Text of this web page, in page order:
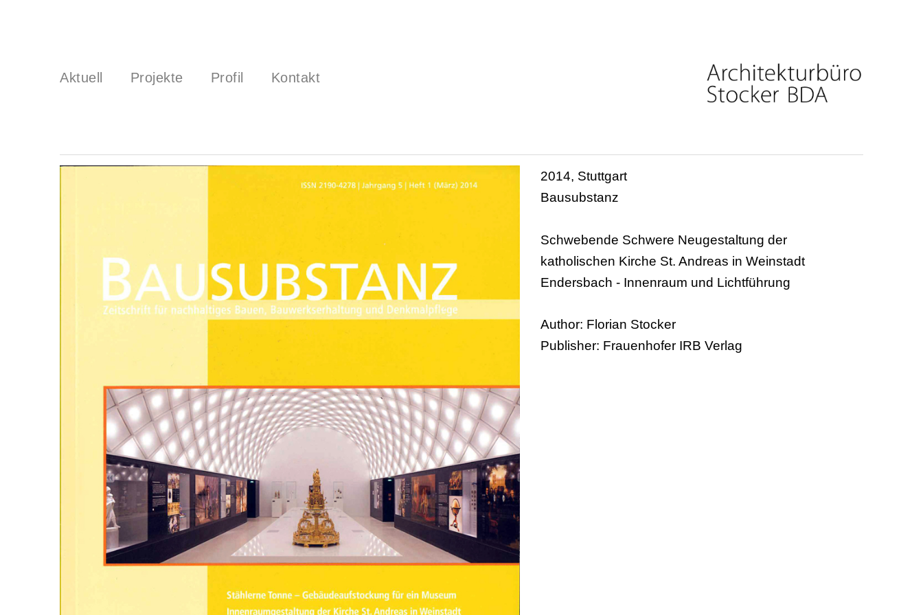
Aktuell Projekte Profil Kontakt
2014, Stuttgart
Bausubstanz
Schwebende Schwere Neugestaltung der
katholischen Kirche St. Andreas in Weinstadt
Endersbach - Innenraum und Lichtführung
Author: Florian Stocker
Publisher: Frauenhofer IRB Verlag